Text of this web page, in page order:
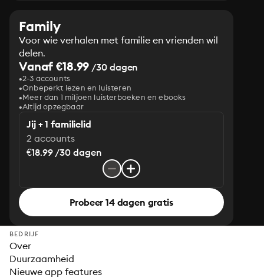
Family
Voor wie verhalen met familie en vrienden wil
delen.
Vanaf €18.99 /30 dagen
2-3 accounts
Onbeperkt lezen en luisteren
Meer dan 1 miljoen luisterboeken en ebooks
Altijd opzegbaar
Jij + 1 familielid
2 accounts
€18.99 /30 dagen
Probeer 14 dagen gratis
BEDRIJF
Over
Duurzaamheid
Nieuwe app features